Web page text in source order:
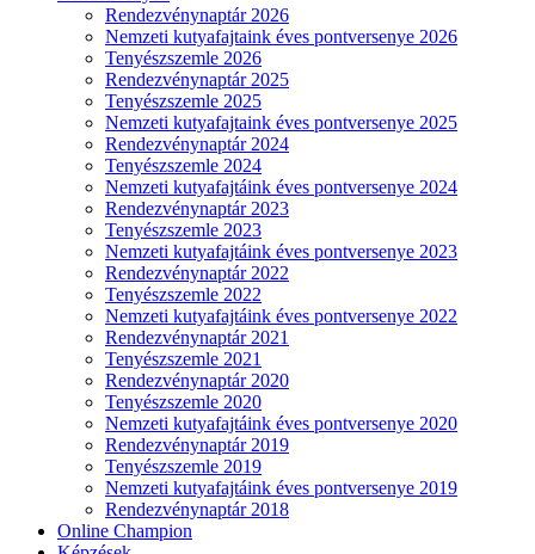
Rendezvénynaptár 2026
Nemzeti kutyafajtaink éves pontversenye 2026
Tenyészszemle 2026
Rendezvénynaptár 2025
Tenyészszemle 2025
Nemzeti kutyafajtaink éves pontversenye 2025
Rendezvénynaptár 2024
Tenyészszemle 2024
Nemzeti kutyafajtáink éves pontversenye 2024
Rendezvénynaptár 2023
Tenyészszemle 2023
Nemzeti kutyafajtáink éves pontversenye 2023
Rendezvénynaptár 2022
Tenyészszemle 2022
Nemzeti kutyafajtáink éves pontversenye 2022
Rendezvénynaptár 2021
Tenyészszemle 2021
Rendezvénynaptár 2020
Tenyészszemle 2020
Nemzeti kutyafajtáink éves pontversenye 2020
Rendezvénynaptár 2019
Tenyészszemle 2019
Nemzeti kutyafajtáink éves pontversenye 2019
Rendezvénynaptár 2018
Online Champion